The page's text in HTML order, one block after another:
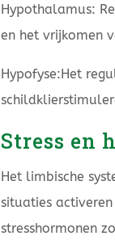
Hypothalamus:
en het vrijkomen
Hypofyse:Het
Stress en
Het limbische
situaties
stresshormonen